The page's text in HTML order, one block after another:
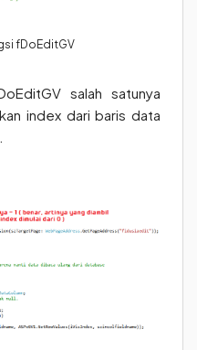
fDoEditGV
salah satunya
index dari baris data